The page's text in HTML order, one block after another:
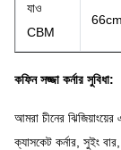
যাও
CBM
কফিন সজ্জা কর্নার সুবিধা:
আমরা চীনের
ক্যাসকেট কর্নার, সুইং